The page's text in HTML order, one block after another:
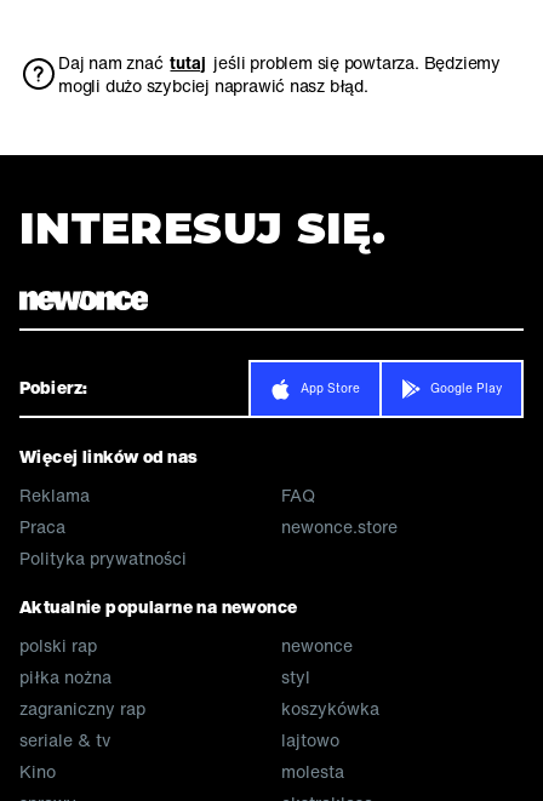
Daj nam znać tutaj jeśli problem się powtarza. Będziemy
mogli dużo szybciej naprawić nasz błąd.
INTERESUJ SIĘ.
Pobierz: App Store Google Play
Więcej linków od nas
Reklama
Praca
Polityka prywatności
FAQ
newonce.store
Aktualnie popularne na newonce
polski rap
piłka nożna
zagraniczny rap
seriale & tv
Kino
newonce
styl
koszykówka
lajtowo
molesta